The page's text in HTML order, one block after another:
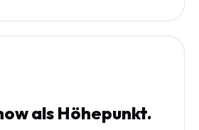
als Höhepunkt.